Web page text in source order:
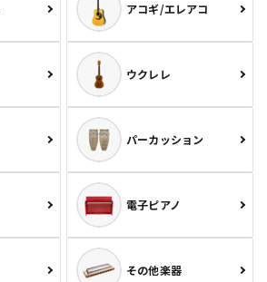
アコギ/エレアコ
ウクレレ
パーカッション
電子ピアノ
その他楽器